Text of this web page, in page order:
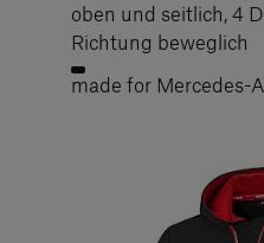
oben und seitlich, 4
Richtung beweglich
made for Mercedes-